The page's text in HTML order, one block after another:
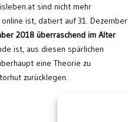
sind nicht mehr
ist, datiert auf 31. Dezember
2018 überraschend im Alter
ist, aus diesen spärlichen
eine Theorie zu
zurücklegen.